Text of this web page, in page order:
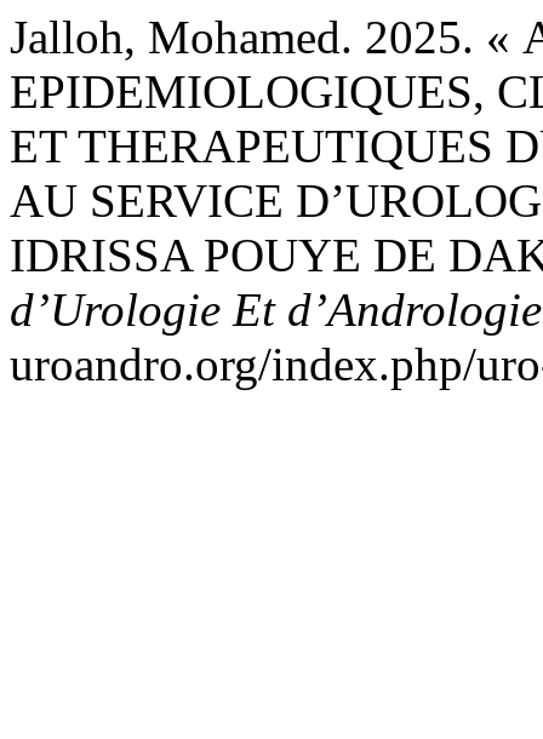
Jalloh, Mohamed. 2025. «
EPIDEMIOLOGIQUES,
ET THERAPEUTIQUES
AU SERVICE
IDRISSA POUYE DE
d’Urologie Et
uroandro.org/index.php/